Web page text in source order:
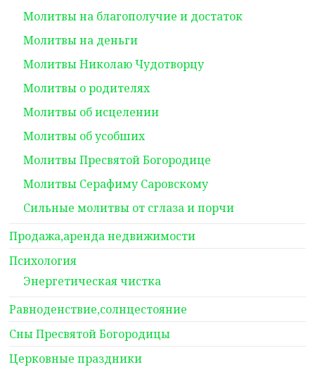
Молитвы на благополучие и достаток
Молитвы на деньги
Молитвы Николаю Чудотворцу
Молитвы о родителях
Молитвы об исцелении
Молитвы об усобших
Молитвы Пресвятой Богородице
Молитвы Серафиму Саровскому
Сильные молитвы от сглаза и порчи
Продажа,аренда недвижимости
Психология
Энергетическая чистка
Равноденствие,солнцестояние
Сны Пресвятой Богородицы
Церковные праздники